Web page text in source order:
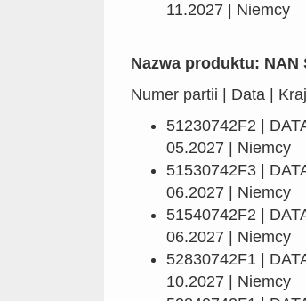
11.2027 | Niemcy
Nazwa produktu: NAN
Numer partii | Data |
51230742F2 |
05.2027 | Niemcy
51530742F3 |
06.2027 | Niemcy
51540742F2 |
06.2027 | Niemcy
52830742F1 |
10.2027 | Niemcy